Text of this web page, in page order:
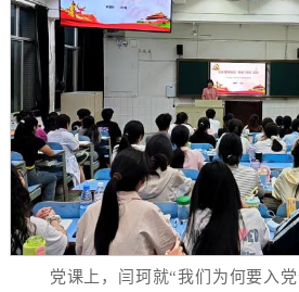
党课上，闫珂就“我们为何要入